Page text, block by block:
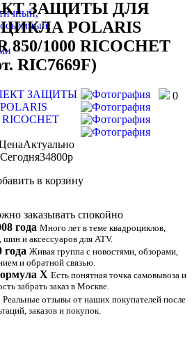
ЗАЩИТЫ ДЛЯ
POLARIS
850/1000 RICOCHET
RIC7669F)
0
Актуально
Сегодня34800p
в корзину
заказывать спокойно
года Много лет в теме квадроциклов,
шин и аксессуаров для ATV.
года Живая группа с новостями, обзорами,
и обратной связью.
Х Есть понятная точка самовывоза и
забрать заказ в Москве.
Реальные отзывы от наших покупателей после
заказов и покупок.